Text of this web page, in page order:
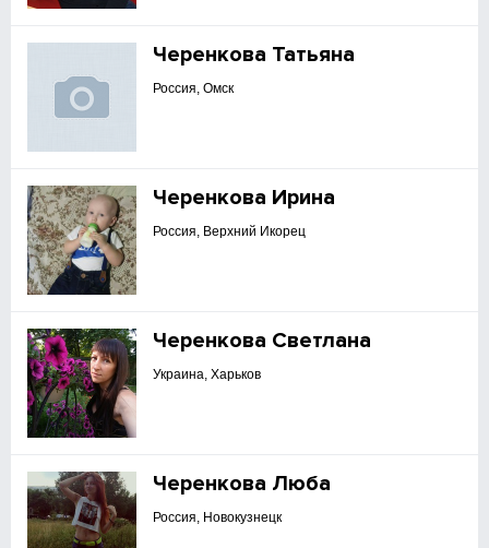
Черенкова Татьяна
Россия, Омск
Черенкова Ирина
Россия, Верхний Икорец
Черенкова Светлана
Украина, Харьков
Черенкова Люба
Россия, Новокузнецк